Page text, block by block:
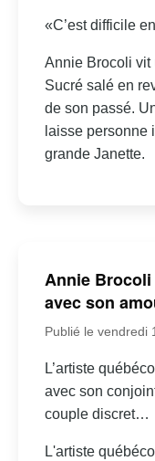
«C’est difficile
Annie Brocoli vit
Sucré salé en
de son passé.
laisse personne
grande Janette.
Annie
avec son
Publié le vendredi
L’artiste
avec son
couple discret…
L'artiste